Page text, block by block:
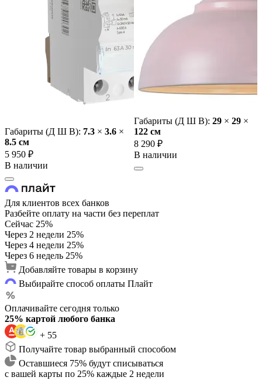
Габариты (Д Ш В): 7.3 × 3.6 ×
8.5 cм
5 950 ₽
В наличии
Габариты (Д Ш В): 29 × 29 ×
122 cм
8 290 ₽
В наличии
Для клиентов всех банков
Разбейте оплату на части без переплат
Сейчас 25%
Через 2 недели 25%
Через 4 недели 25%
Через 6 недель 25%
Добавляйте товары в корзину
Выбирайте способ оплаты Плайт
Оплачивайте сегодня только
25% картой любого банка
+ 55
Получайте товар выбранный способом
Оставшиеся 75% будут списываться
с вашей карты по 25% каждые 2 недели